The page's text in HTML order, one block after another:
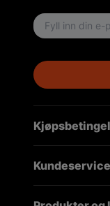
Email address
Kundeservice